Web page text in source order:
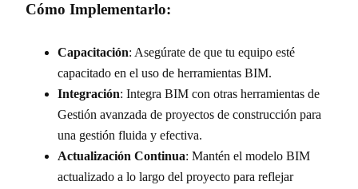
Cómo Implementarlo:
Capacitación: Asegúrate de que tu equipo esté
capacitado en el uso de herramientas BIM.
Integración: Integra BIM con otras herramientas de
Gestión avanzada de proyectos de construcción para
una gestión fluida y efectiva.
Actualización Continua: Mantén el modelo BIM
actualizado a lo largo del proyecto para reflejar